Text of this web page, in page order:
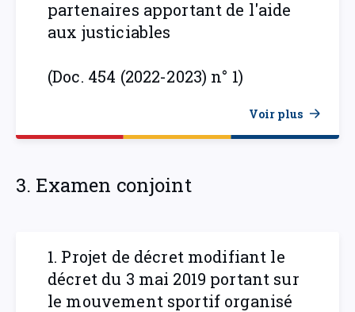
partenaires apportant de l'aide
aux justiciables
(Doc. 454 (2022-2023) n° 1)
Voir plus
3. Examen conjoint
1. Projet de décret modifiant le
décret du 3 mai 2019 portant sur
le mouvement sportif organisé